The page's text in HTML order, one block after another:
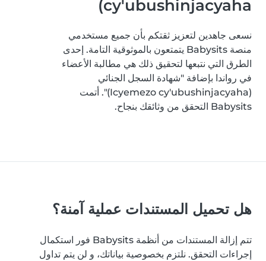
cy'ubushinjacyaha)
نسعى جاهدين لتعزيز ثقتكم بأن جميع مستخدمي
منصة Babysits يتمتعون بالموثوقية التامة. إحدى
الطرق التي نتبعها لتحقيق ذلك هي مطالبة الأعضاء
في رواندا بإضافة "شهادة السجل الجنائي
(Icyemezo cy'ubushinjacyaha)". أتمت
Babysits التحقق من وثائقك بنجاح.
هل تحميل المستندات عملية آمنة؟
تتم إزالة المستندات من أنظمة Babysits فور استكمال
إجراءات التحقق. نلتزم بخصوصية بياناتك، و لن يتم تداول